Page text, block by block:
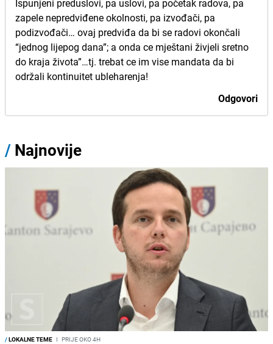
Ispunjeni preduslovi, pa uslovi, pa početak radova, pa
zapele nepredviđene okolnosti, pa izvođači, pa
podizvođači… ovaj predviđa da bi se radovi okončali
“jednog lijepog dana”; a onda ce mještani živjeli sretno
do kraja života”…tj. trebat ce im vise mandata da bi
održali kontinuitet ubleharenja!
Odgovori
/ Najnovije
/LOKALNE TEME I PRIJE OKO 4H